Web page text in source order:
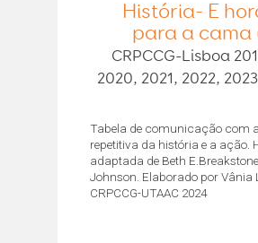
História- É
para a cama
CRPCCG-Lisboa
2020, 2021, 2022,
Tabela de comunicação com
repetitiva da história e a ação.
adaptada de Beth
Johnson. Elaborado por Vânia
CRPCCG-UTAAC 2024